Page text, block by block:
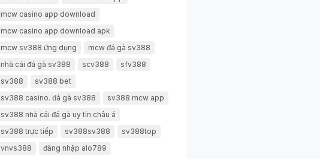
mcw casino app download
mcw casino app download apk
mcw sv388 ứng dụng
mcw đá gà sv388
nhà cái đá gà sv388
scv388
sfv388
sv388
sv388 bet
sv388 casino. đá gà sv388
sv388 mcw app
sv388 nhà cái đá gà uy tín châu á
sv388 trực tiếp
sv388sv388
sv388top
vnvs388
đăng nhập alo789